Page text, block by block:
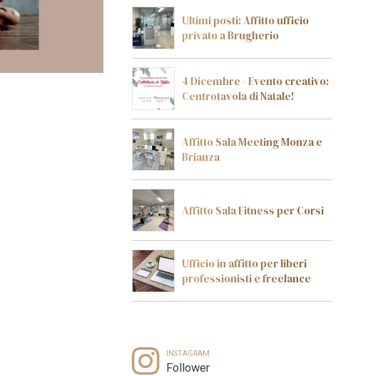
Ultimi posti: Affitto ufficio
privato a Brugherio
4 Dicembre - Evento creativo:
Centrotavola di Natale!
Affitto Sala Meeting Monza e
Brianza
Affitto Sala Fitness per Corsi
Ufficio in affitto per liberi
professionisti e freelance
INSTAGRAM
Follower